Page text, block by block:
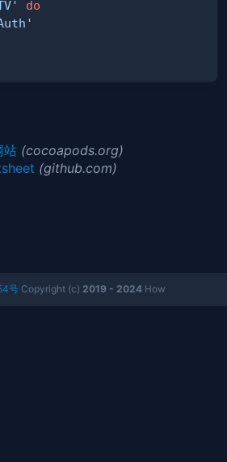
do
站 (cocoapods.org)
(github.com)
号Copyright (c) 2019 - 2024How